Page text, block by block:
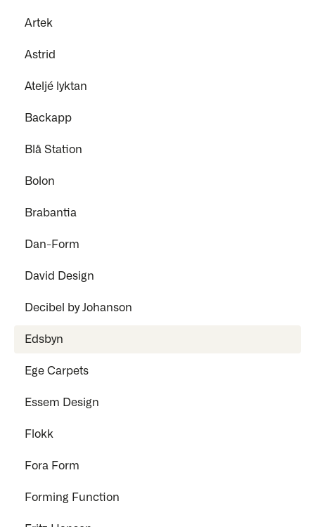
Artek
Astrid
Ateljé lyktan
Backapp
Blå Station
Bolon
Brabantia
Dan-Form
David Design
Decibel by Johanson
Edsbyn
Ege Carpets
Essem Design
Flokk
Fora Form
Forming Function